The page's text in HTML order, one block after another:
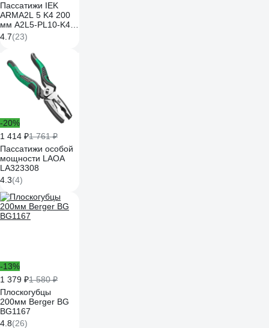
Пассатижи IEK
ARMA2L 5 K4 200
мм A2L5-PL10-K4-
200
4.7(23)
-20%
1 414 ₽1 761 ₽
Пассатижи особой
мощности LAOA
LA323308
4.3(4)
-13%
1 379 ₽1 580 ₽
Плоскогубцы
200мм Berger BG
BG1167
4.8(26)